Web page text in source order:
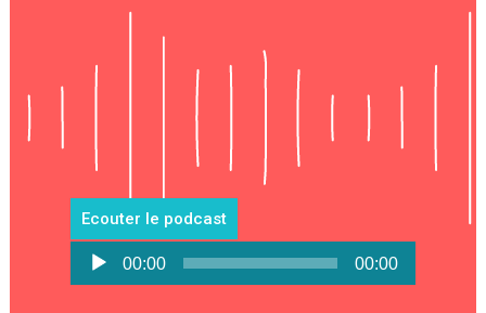
Ecouter le podcast
Lecteur
audio
00:00 00:00